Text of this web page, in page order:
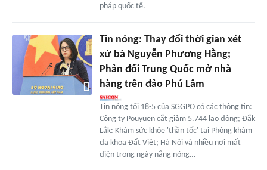
pháp quốc tế.
Tin nóng: Thay đổi thời gian xét
xử bà Nguyễn Phương Hằng;
Phản đối Trung Quốc mở nhà
hàng trên đảo Phú Lâm
Tin nóng tối 18-5 của SGGPO có các thông tin:
Công ty Pouyuen cắt giảm 5.744 lao động; Đắk
Lắk: Khám sức khỏe 'thần tốc' tại Phòng khám
đa khoa Đất Việt; Hà Nội và nhiều nơi mất
điện trong ngày nắng nóng…